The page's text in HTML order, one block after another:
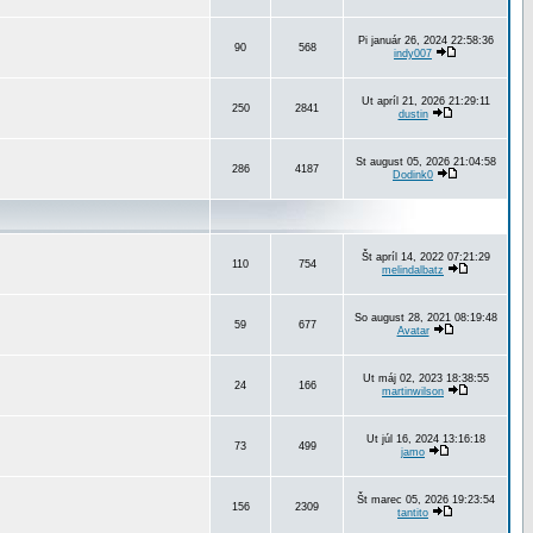
90 568
Pi január 26, 2024 22:58:36
indy007
250 2841
Ut apríl 21, 2026 21:29:11
dustin
286 4187
St august 05, 2026 21:04:58
Dodink0
110 754
Št apríl 14, 2022 07:21:29
melindalbatz
59 677
So august 28, 2021 08:19:48
Avatar
24 166
Ut máj 02, 2023 18:38:55
martinwilson
73 499
Ut júl 16, 2024 13:16:18
jamo
156 2309
Št marec 05, 2026 19:23:54
tantito